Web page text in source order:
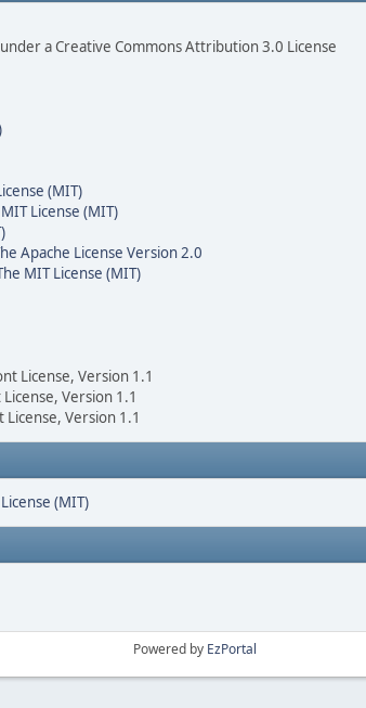
a Creative Commons Attribution 3.0 License
(MIT)
License (MIT)
Apache License Version 2.0
MIT License (MIT)
License, Version 1.1
Version 1.1
Version 1.1
(MIT)
Powered by EzPortal